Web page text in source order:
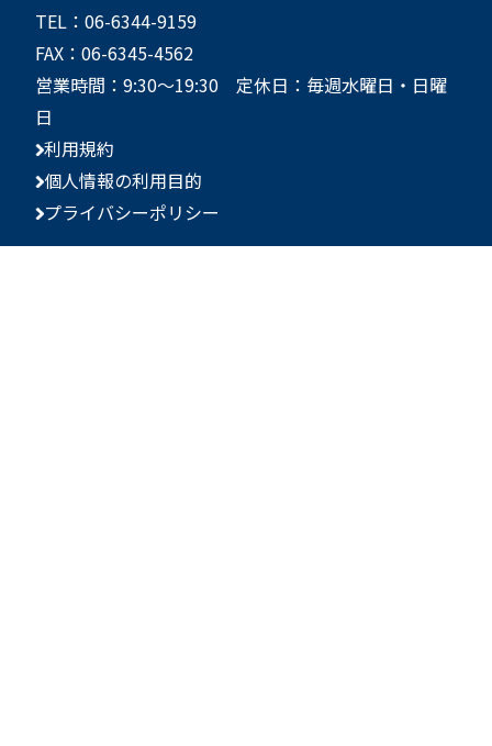
TEL：06-6344-9159
FAX：06-6345-4562
営業時間：9:30～19:30 定休日：毎週水曜日・日曜
日
利用規約
個人情報の利用目的
プライバシーポリシー